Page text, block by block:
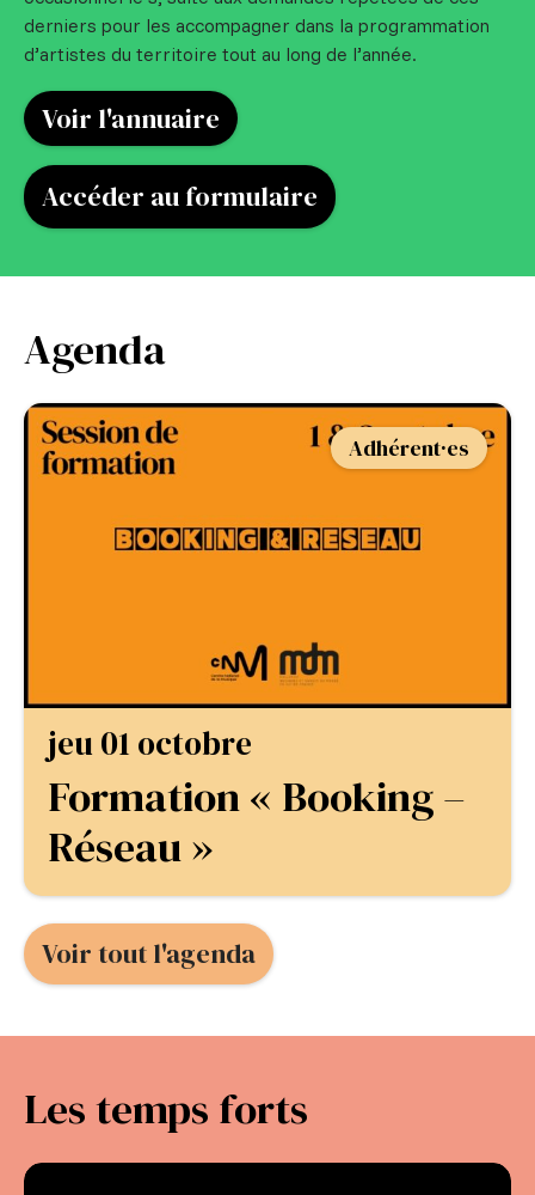
derniers pour les accompagner dans la programmation
d’artistes du territoire tout au long de l’année.
Voir l'annuaire
Accéder au formulaire
Agenda
Adhérent·es
jeu 01 octobre
Formation « Booking –
Réseau »
Voir tout l'agenda
Les temps forts